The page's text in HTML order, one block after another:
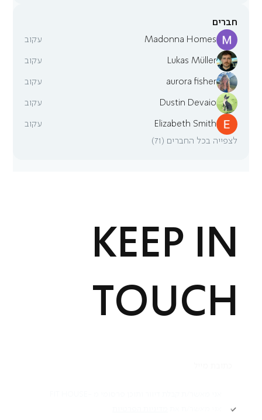
חברים
Madonna Homes
עקוב
Lukas Müller עקוב
aurora fisher עקוב
Dustin Devaio עקוב
Elizabeth Smith
עקוב
לצפייה בכל החברים (71)
KEEP IN
TOUCH
Academy תקנון